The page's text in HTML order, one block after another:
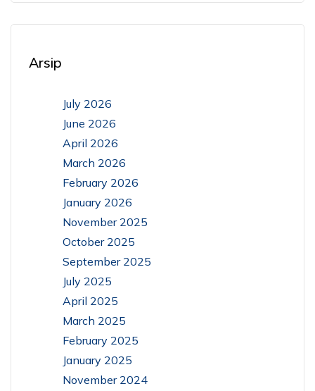
Arsip
July 2026
June 2026
April 2026
March 2026
February 2026
January 2026
November 2025
October 2025
September 2025
July 2025
April 2025
March 2025
February 2025
January 2025
November 2024